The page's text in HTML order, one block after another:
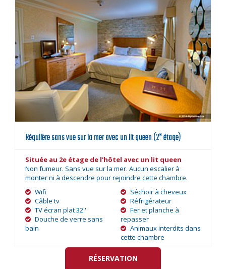
Régulière sans vue sur la mer avec un lit queen (2e étage)
Située au 2e étage de l'hôtel avec un lit queen
Non fumeur. Sans vue sur la mer. Aucun escalier à
monter ni à descendre pour rejoindre cette chambre.
Wifi
Câble tv
TV écran plat 32''
Douche de verre sans
bain
Séchoir à cheveux
Réfrigérateur
Fer et planche à
repasser
Animaux interdits dans
cette chambre
RÉSERVATION